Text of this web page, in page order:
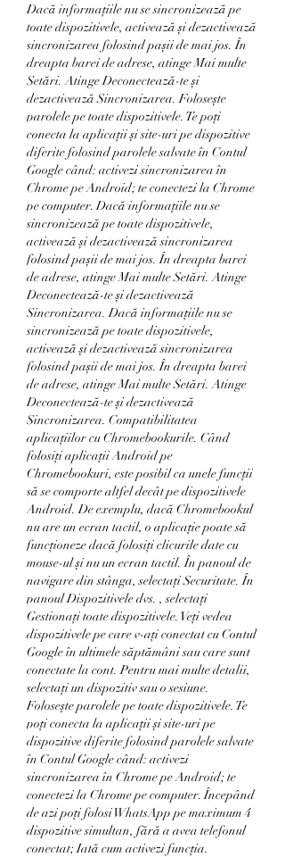
Dacă informațiile nu se sincronizează pe
toate dispozitivele, activează și dezactivează
sincronizarea folosind pașii de mai jos. În
dreapta barei de adrese, atinge Mai multe
Setări. Atinge Deconectează-te și
dezactivează Sincronizarea. Folosește
parolele pe toate dispozitivele. Te poți
conecta la aplicații și site-uri pe dispozitive
diferite folosind parolele salvate în Contul
Google când: activezi sincronizarea în
Chrome pe Android; te conectezi la Chrome
pe computer. Dacă informațiile nu se
sincronizează pe toate dispozitivele,
activează și dezactivează sincronizarea
folosind pașii de mai jos. În dreapta barei
de adrese, atinge Mai multe Setări. Atinge
Deconectează-te și dezactivează
Sincronizarea. Dacă informațiile nu se
sincronizează pe toate dispozitivele,
activează și dezactivează sincronizarea
folosind pașii de mai jos. În dreapta barei
de adrese, atinge Mai multe Setări. Atinge
Deconectează-te și dezactivează
Sincronizarea. Compatibilitatea
aplicațiilor cu Chromebookurile. Când
folosiți aplicații Android pe
Chromebookuri, este posibil ca unele funcții
să se comporte altfel decât pe dispozitivele
Android. De exemplu, dacă Chromebookul
nu are un ecran tactil, o aplicație poate să
funcționeze dacă folosiți clicurile date cu
mouse-ul și nu un ecran tactil. În panoul de
navigare din stânga, selectați Securitate. În
panoul Dispozitivele dvs. , selectați
Gestionați toate dispozitivele. Veți vedea
dispozitivele pe care v-ați conectat cu Contul
Google în ultimele săptămâni sau care sunt
conectate la cont. Pentru mai multe detalii,
selectați un dispozitiv sau o sesiune.
Folosește parolele pe toate dispozitivele. Te
poți conecta la aplicații și site-uri pe
dispozitive diferite folosind parolele salvate
în Contul Google când: activezi
sincronizarea în Chrome pe Android; te
conectezi la Chrome pe computer. Începând
de azi poți folosi WhatsApp pe maximum 4
dispozitive simultan, fără a avea telefonul
conectat; Iată cum activezi funcția.